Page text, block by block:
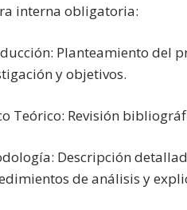
interna obligatoria:
Planteamiento del
y objetivos.
Teórico: Revisión
Descripción
de análisis y